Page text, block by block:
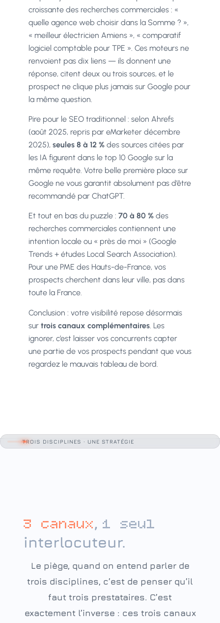
croissante des recherches commerciales : «
quelle agence web choisir dans la Somme ? »,
« meilleur électricien Amiens », « comparatif
logiciel comptable pour TPE ». Ces moteurs ne
renvoient pas dix liens — ils donnent une
réponse, citent deux ou trois sources, et le
prospect ne clique plus jamais sur Google pour
la même question.
Pire pour le SEO traditionnel : selon Ahrefs
(août 2025, repris par eMarketer décembre
2025), seules 8 à 12 % des sources citées par
les IA figurent dans le top 10 Google sur la
même requête. Votre belle première place sur
Google ne vous garantit absolument pas d’être
recommandé par ChatGPT.
Et tout en bas du puzzle : 70 à 80 % des
recherches commerciales contiennent une
intention locale ou « près de moi » (Google
Trends + études Local Search Association).
Pour une PME des Hauts-de-France, vos
prospects cherchent dans leur ville, pas dans
toute la France.
Conclusion : votre visibilité repose désormais
sur trois canaux complémentaires . Les
ignorer, c’est laisser vos concurrents capter
une partie de vos prospects pendant que vous
regardez le mauvais tableau de bord.
TROIS DISCIPLINES · UNE STRATÉGIE
3 canaux, 1 seul
interlocuteur.
Le piège, quand on entend parler de
trois disciplines, c’est de penser qu’il
faut trois prestataires. C’est
exactement l’inverse : ces trois canaux